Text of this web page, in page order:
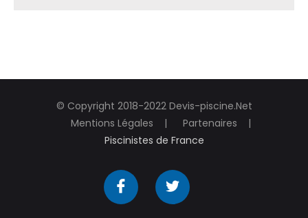
© Copyright 2018-2022 Devis-piscine.Net
Mentions Légales
Partenaires
Piscinistes de France